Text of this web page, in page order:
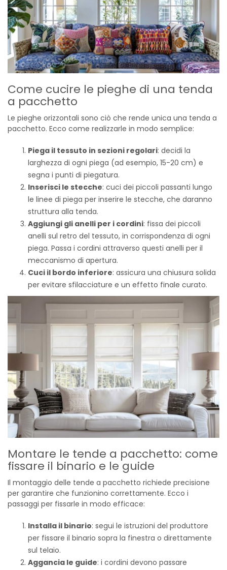
Come cucire le pieghe di una tenda
a pacchetto
Le pieghe orizzontali sono ciò che rende unica una tenda a
pacchetto. Ecco come realizzarle in modo semplice:
Piega il tessuto in sezioni regolari: decidi la
larghezza di ogni piega (ad esempio, 15-20 cm) e
segna i punti di piegatura.
Inserisci le stecche: cuci dei piccoli passanti lungo
le linee di piega per inserire le stecche, che daranno
struttura alla tenda.
Aggiungi gli anelli per i cordini: fissa dei piccoli
anelli sul retro del tessuto, in corrispondenza di ogni
piega. Passa i cordini attraverso questi anelli per il
meccanismo di apertura.
Cuci il bordo inferiore: assicura una chiusura solida
per evitare sfilacciature e un effetto finale curato.
Montare le tende a pacchetto: come
fissare il binario e le guide
Il montaggio delle tende a pacchetto richiede precisione
per garantire che funzionino correttamente. Ecco i
passaggi per fissarle in modo efficace:
Installa il binario: segui le istruzioni del produttore
per fissare il binario sopra la finestra o direttamente
sul telaio.
Aggancia le guide: i cordini devono passare